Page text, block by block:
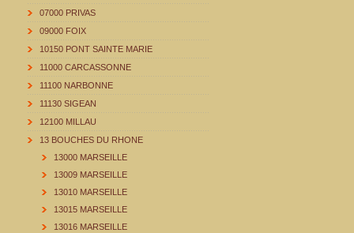
07000 PRIVAS
09000 FOIX
10150 PONT SAINTE MARIE
11000 CARCASSONNE
11100 NARBONNE
11130 SIGEAN
12100 MILLAU
13 BOUCHES DU RHONE
13000 MARSEILLE
13009 MARSEILLE
13010 MARSEILLE
13015 MARSEILLE
13016 MARSEILLE